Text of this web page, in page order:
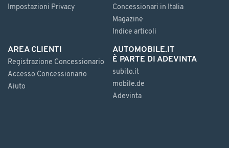
Impostazioni Privacy
Concessionari in Italia
Magazine
Indice articoli
AREA CLIENTI
Registrazione Concessionario
Accesso Concessionario
Aiuto
AUTOMOBILE.IT
È PARTE DI ADEVINTA
subito.it
mobile.de
Adevinta